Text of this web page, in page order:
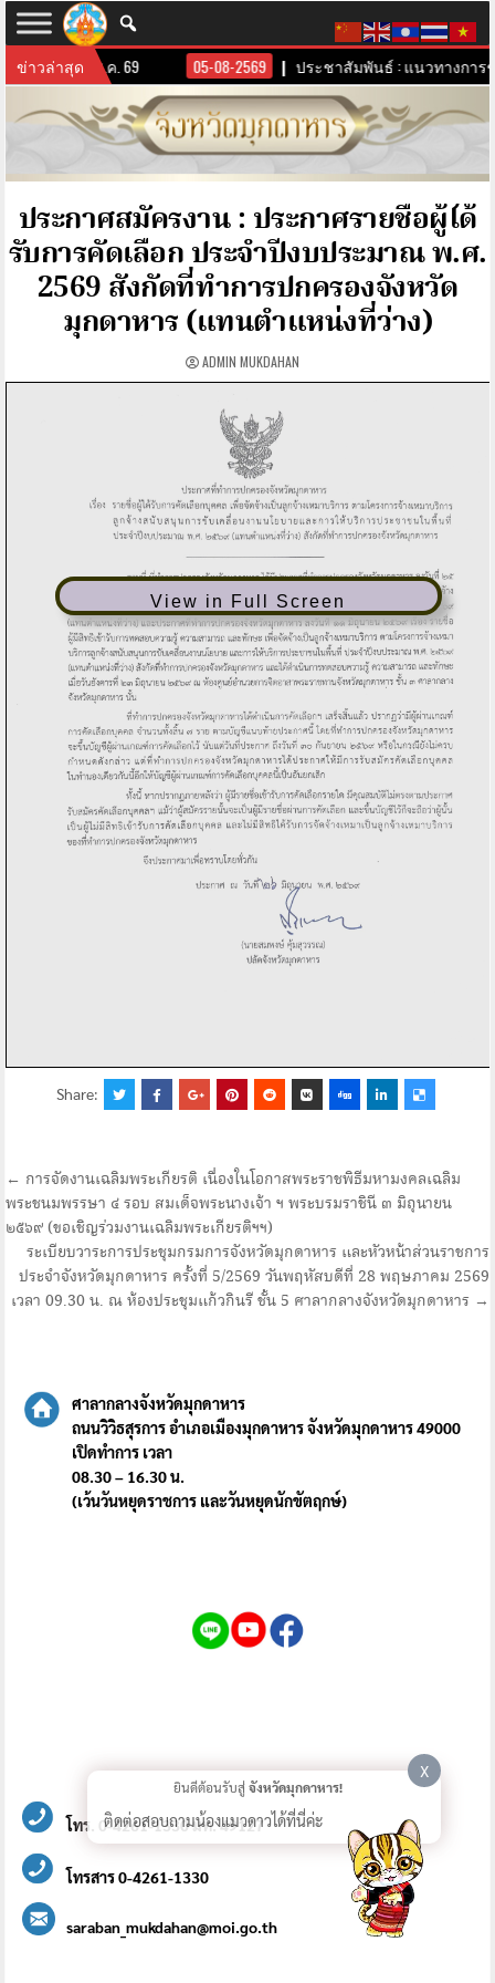
ข่าวล่าสุด
กดาหาร 6 ส.ค. 69 05-08-2569 ประชาสัมพันธ์ : แนวทางการขั
ประกาศสมัครงาน : ประกาศรายชื่อผู้ได้
รับการคัดเลือก ประจำปีงบประมาณ พ.ศ.
2569 สังกัดที่ทำการปกครองจังหวัด
มุกดาหาร (แทนตำแหน่งที่ว่าง)
ADMIN MUKDAHAN
View in Full Screen
Share:
แนะแนว
เรื่อง
← การจัดงานเฉลิมพระเกียรติ เนื่องในโอกาสพระราชพิธีมหามงคลเฉลิม
พระชนมพรรษา ๔ รอบ สมเด็จพระนางเจ้า ฯ พระบรมราชินี ๓ มิถุนายน
๒๕๖๙ (ขอเชิญร่วมงานเฉลิมพระเกียรติฯฯ)
ระเบียบวาระการประชุมกรมการจังหวัดมุกดาหาร และหัวหน้าส่วนราชการ
ประจำจังหวัดมุกดาหาร ครั้งที่ 5/2569 วันพฤหัสบดีที่ 28 พฤษภาคม 2569
เวลา 09.30 น. ณ ห้องประชุมแก้วกินรี ชั้น 5 ศาลากลางจังหวัดมุกดาหาร →
ศาลากลางจังหวัดมุกดาหาร
ถนนวิวิธสุรการ อำเภอเมืองมุกดาหาร จังหวัดมุกดาหาร 49000
เปิดทำการ เวลา
08.30 – 16.30 น.
(เว้นวันหยุดราชการ และวันหยุดนักขัตฤกษ์)
โทร. 0-4261-1330 มท. 49127
โทรสาร 0-4261-1330
saraban_mukdahan@moi.go.th
X
ยินดีต้อนรับสู่จังหวัดมุกดาหาร!
ติดต่อสอบถามน้องแมวดาวได้ที่นี่ค่ะ